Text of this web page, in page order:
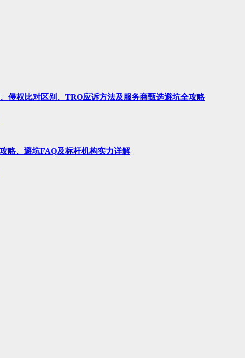
侵权比对区别、TRO应诉方法及服务商甄选避坑全攻略
略、避坑FAQ及标杆机构实力详解